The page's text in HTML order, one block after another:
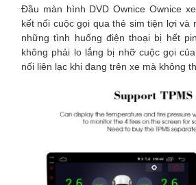
Đầu màn hình DVD Ownice Ownice
kết nối cuộc gọi qua thẻ sim tiện lợi và
những tình huống điện thoại bị hết
không phải lo lắng bị nhỡ cuộc gọi
nối liên lạc khi đang trên xe mà không